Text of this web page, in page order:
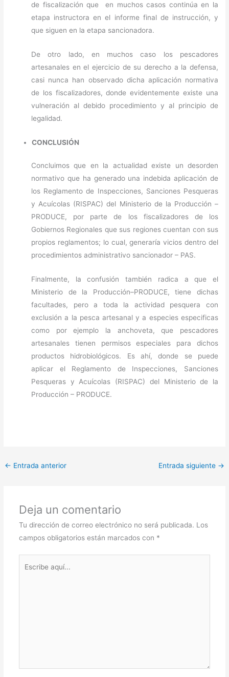
de fiscalización que en muchos casos continúa en la
etapa instructora en el informe final de instrucción, y
que siguen en la etapa sancionadora.
De otro lado, en muchos caso los pescadores
artesanales en el ejercicio de su derecho a la defensa,
casi nunca han observado dicha aplicación normativa
de los fiscalizadores, donde evidentemente existe una
vulneración al debido procedimiento y al principio de
legalidad.
CONCLUSIÓN
Concluimos que en la actualidad existe un desorden
normativo que ha generado una indebida aplicación de
los Reglamento de Inspecciones, Sanciones Pesqueras
y Acuícolas (RISPAC) del Ministerio de la Producción –
PRODUCE, por parte de los fiscalizadores de los
Gobiernos Regionales que sus regiones cuentan con sus
propios reglamentos; lo cual, generaría vicios dentro del
procedimientos administrativo sancionador – PAS.
Finalmente, la confusión también radica a que el
Ministerio de la Producción–PRODUCE, tiene dichas
facultades, pero a toda la actividad pesquera con
exclusión a la pesca artesanal y a especies especificas
como por ejemplo la anchoveta, que pescadores
artesanales tienen permisos especiales para dichos
productos hidrobiológicos. Es ahí, donde se puede
aplicar el Reglamento de Inspecciones, Sanciones
Pesqueras y Acuícolas (RISPAC) del Ministerio de la
Producción – PRODUCE.
← Entrada anterior Entrada siguiente →
Deja un comentario
Tu dirección de correo electrónico no será publicada. Los
campos obligatorios están marcados con *